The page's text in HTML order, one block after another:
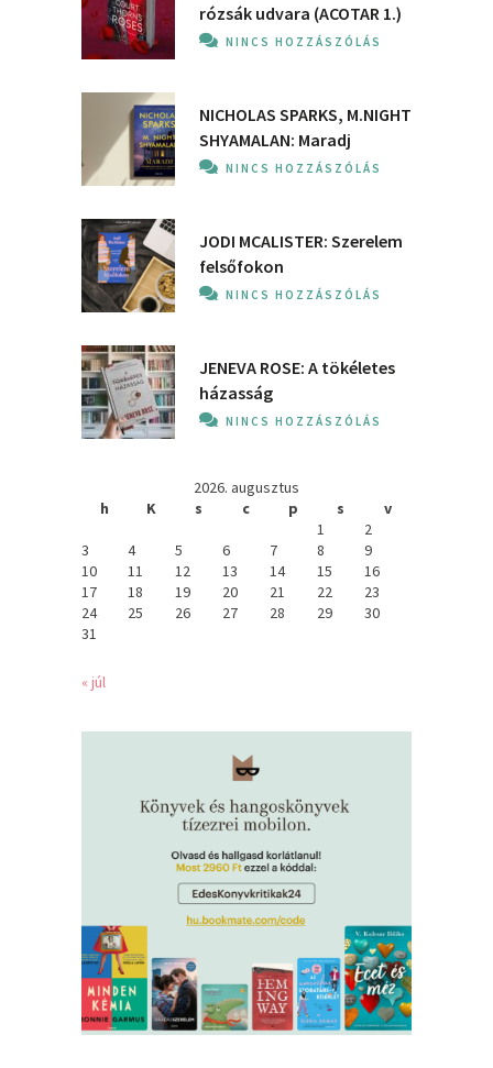
rózsák udvara (ACOTAR 1.)
NINCS HOZZÁSZÓLÁS
NICHOLAS SPARKS, M.NIGHT
SHYAMALAN: Maradj
NINCS HOZZÁSZÓLÁS
JODI MCALISTER: Szerelem
felsőfokon
NINCS HOZZÁSZÓLÁS
JENEVA ROSE: A ​tökéletes
házasság
NINCS HOZZÁSZÓLÁS
2026. augusztus
h
K s c p s
v
1
2
3
4 5 6 7 8
9
10
11 12 13 14 15
16
17
18 19 20 21 22
23
24
25 26 27 28 29
30
31
« júl